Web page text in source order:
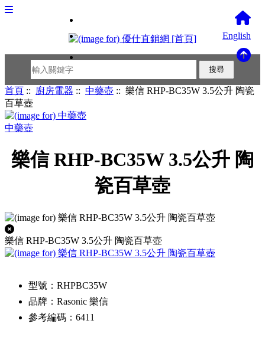
English
首頁 :: 廚房電器 :: 中藥壺 :: 樂信 RHP-BC35W 3.5公升 陶瓷
百草壺
中藥壺
樂信 RHP-BC35W 3.5公升 陶
瓷百草壺
樂信 RHP-BC35W 3.5公升 陶瓷百草壺
型號：RHPBC35W
品牌：Rasonic 樂信
參考編碼：6411